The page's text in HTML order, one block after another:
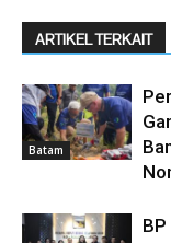
ARTIKEL TERKAIT
Batam